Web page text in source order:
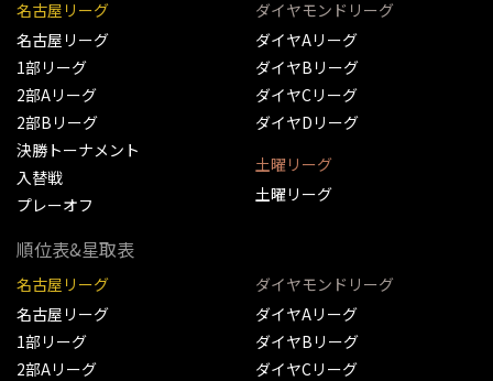
名古屋リーグ
名古屋リーグ
1部リーグ
2部Aリーグ
2部Bリーグ
決勝トーナメント
入替戦
プレーオフ
ダイヤモンドリーグ
ダイヤAリーグ
ダイヤBリーグ
ダイヤCリーグ
ダイヤDリーグ
土曜リーグ
土曜リーグ
順位表&星取表
名古屋リーグ
名古屋リーグ
1部リーグ
2部Aリーグ
ダイヤモンドリーグ
ダイヤAリーグ
ダイヤBリーグ
ダイヤCリーグ